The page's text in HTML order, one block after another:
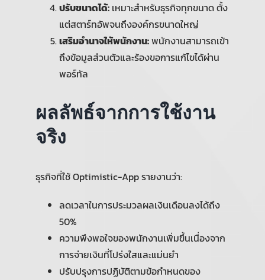
ปรับขนาดได้:เหมาะสำหรับธุรกิจทุกขนาด ตั้ง
แต่สตาร์ทอัพจนถึงองค์กรขนาดใหญ่
เสริมอำนาจให้พนักงาน:พนักงานสามารถเข้า
ถึงข้อมูลส่วนตัวและร้องขอการแก้ไขได้ผ่าน
พอร์ทัล
ผลลัพธ์จากการใช้งาน
จริง
ธุรกิจที่ใช้ Optimistic-App รายงานว่า:
ลดเวลาในการประมวลผลเงินเดือนลงได้ถึง
50%
ความพึงพอใจของพนักงานเพิ่มขึ้นเนื่องจาก
การจ่ายเงินที่โปร่งใสและแม่นยำ
ปรับปรุงการปฏิบัติตามข้อกำหนดของ